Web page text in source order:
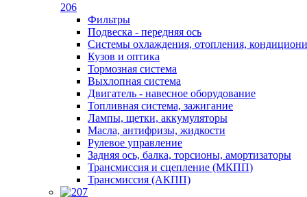
206
Фильтры
Подвеска - передняя ось
Системы охлаждения, отопления,
Кузов и оптика
Тормозная система
Выхлопная система
Двигатель - навесное оборудование
Топливная система, зажигание
Лампы, щетки, аккумуляторы
Масла, антифризы, жидкости
Рулевое управление
Задняя ось, балка, торсионы, амортизаторы
Трансмиссия и сцепление (МКПП)
Трансмиссия (АКПП)